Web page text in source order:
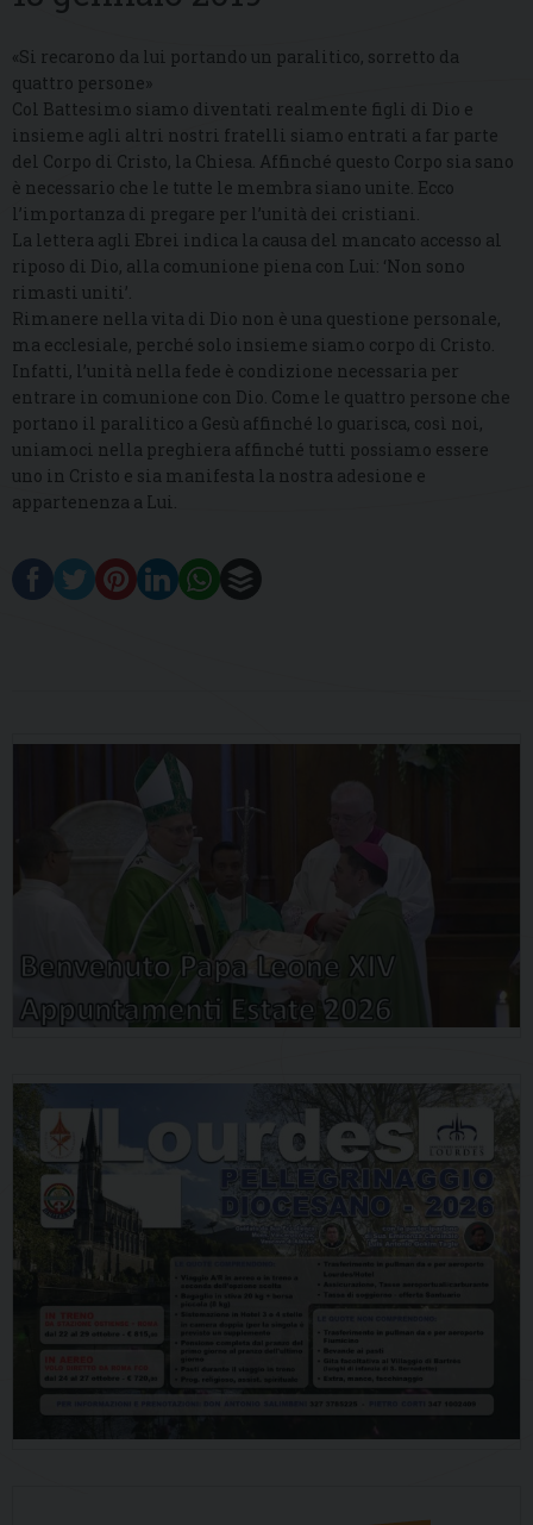
«Si recarono da lui portando un paralitico, sorretto da
quattro persone»
Col Battesimo siamo diventati realmente figli di Dio e
insieme agli altri nostri fratelli siamo entrati a far parte
del Corpo di Cristo, la Chiesa. Affinché questo Corpo sia sano
è necessario che le tutte le membra siano unite. Ecco
l’importanza di pregare per l’unità dei cristiani.
La lettera agli Ebrei indica la causa del mancato accesso al
riposo di Dio, alla comunione piena con Lui: ‘Non sono
rimasti uniti’.
Rimanere nella vita di Dio non è una questione personale,
ma ecclesiale, perché solo insieme siamo corpo di Cristo.
Infatti, l’unità nella fede è condizione necessaria per
entrare in comunione con Dio. Come le quattro persone che
portano il paralitico a Gesù affinché lo guarisca, così noi,
uniamoci nella preghiera affinché tutti possiamo essere
uno in Cristo e sia manifesta la nostra adesione e
appartenenza a Lui.